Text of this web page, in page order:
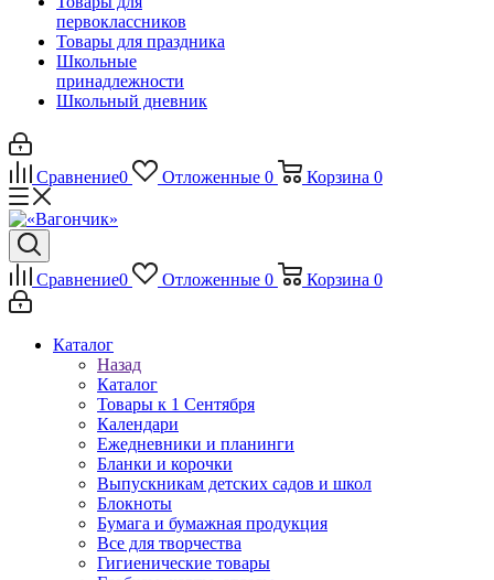
первоклассников
Товары для праздника
Школьные
принадлежности
Школьный дневник
Сравнение0 Отложенные 0 Корзина 0
Сравнение0 Отложенные 0 Корзина 0
Каталог
Назад
Каталог
Товары к 1 Сентября
Календари
Ежедневники и планинги
Бланки и корочки
Выпускникам детских садов и школ
Блокноты
Бумага и бумажная продукция
Все для творчества
Гигиенические товары